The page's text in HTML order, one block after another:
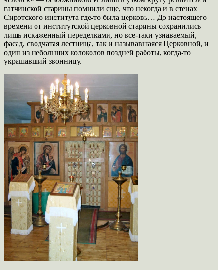
гатчинской старины помнили еще, что некогда и в стенах
Сиротского института где-то была церковь… До настоящего
времени от институтской церковной старины сохранились
лишь искаженный переделками, но все-таки узнаваемый,
фасад, сводчатая лестница, так и называвшаяся Церковной, и
один из небольших колоколов поздней работы, когда-то
украшавший звонницу.